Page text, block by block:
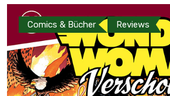
Comics & Bücher Reviews